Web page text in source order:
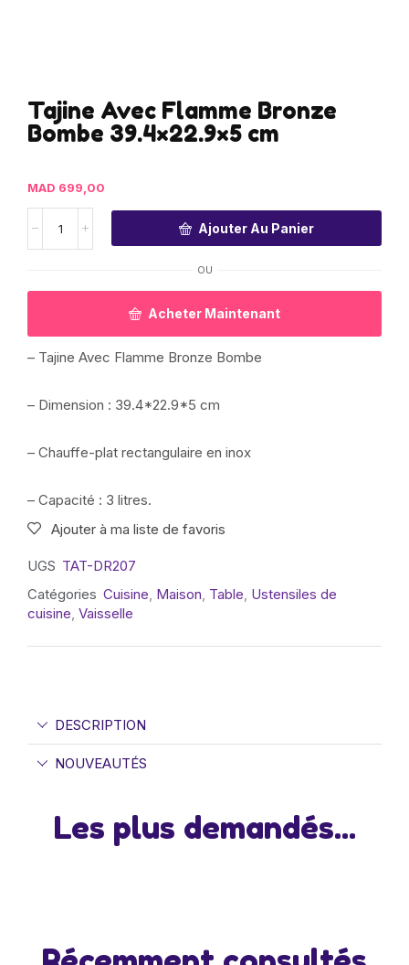
Tajine Avec Flamme Bronze
Bombe 39.4×22.9×5 cm
MAD 699,00
Ajouter Au Panier
OU
Acheter Maintenant
– Tajine Avec Flamme Bronze Bombe
– Dimension : 39.4*22.9*5 cm
– Chauffe-plat rectangulaire en inox
– Capacité : 3 litres.
Ajouter à ma liste de favoris
UGS TAT-DR207
Catégories Cuisine, Maison, Table, Ustensiles de
cuisine, Vaisselle
DESCRIPTION
NOUVEAUTÉS
Les plus demandés...